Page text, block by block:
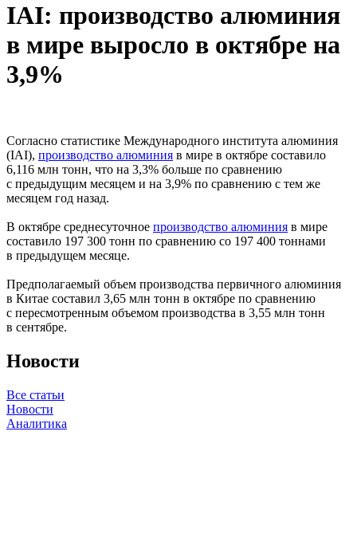
IAI: производство алюминия
в мире выросло в октябре на
3,9%
Согласно статистике Международного института алюминия
(IAI), производство алюминия в мире в октябре составило
6,116 млн тонн, что на 3,3% больше по сравнению
с предыдущим месяцем и на 3,9% по сравнению с тем же
месяцем год назад.
В октябре среднесуточное производство алюминия в мире
составило 197 300 тонн по сравнению со 197 400 тоннами
в предыдущем месяце.
Предполагаемый объем производства первичного алюминия
в Китае составил 3,65 млн тонн в октябре по сравнению
с пересмотренным объемом производства в 3,55 млн тонн
в сентябре.
Новости
Все статьи
Новости
Аналитика